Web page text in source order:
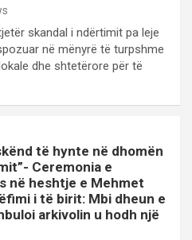
skandal i ndërtimit pa leje
në mënyrë të turpshme
dhe shtetërore për të
të hynte në dhomën
Ceremonia e
në heshtje e Mehmet
i të birit: Mbi dheun e
arkivolin u hodh një